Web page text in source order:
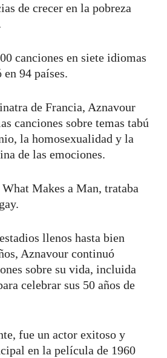
de crecer en la pobreza
canciones en siete idiomas
94 países.
de Francia, Aznavour
canciones sobre temas tabú
la homosexualidad y la
de las emociones.
Makes a Man, trataba
llenos hasta bien
Aznavour continuó
sobre su vida, incluida
celebrar sus 50 años de
fue un actor exitoso y
en la película de 1960